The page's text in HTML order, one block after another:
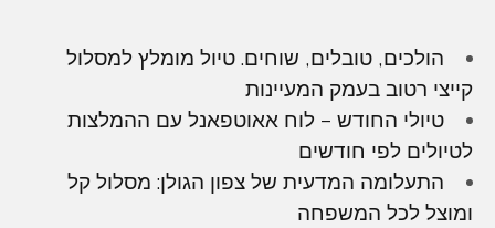
הולכים, טובלים, שוחים. טיול מומלץ למסלול
קייצי רטוב בעמק המעיינות
טיולי החודש – לוח אאוטפאנל עם ההמלצות
לטיולים לפי חודשים
התעלומה המדעית של צפון הגולן: מסלול קל
ומוצל לכל המשפחה